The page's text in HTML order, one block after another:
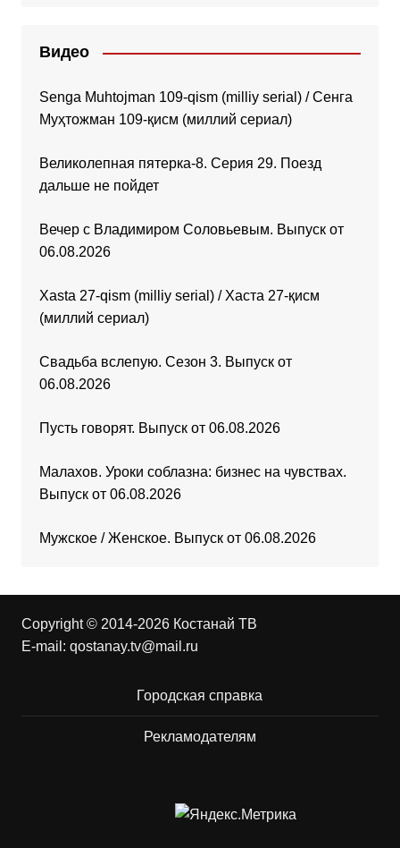
Видео
Senga Muhtojman 109-qism (milliy serial) / Сенга
Муҳтожман 109-қисм (миллий сериал)
Великолепная пятерка-8. Серия 29. Поезд
дальше не пойдет
Вечер с Владимиром Соловьевым. Выпуск от
06.08.2026
Xasta 27-qism (milliy serial) / Хаста 27-қисм
(миллий сериал)
Свадьба вслепую. Сезон 3. Выпуск от
06.08.2026
Пусть говорят. Выпуск от 06.08.2026
Малахов. Уроки соблазна: бизнес на чувствах.
Выпуск от 06.08.2026
Мужское / Женское. Выпуск от 06.08.2026
Copyright © 2014-2026 Костанай ТВ
E-mail: qostanay.tv@mail.ru
Городская справка
Рекламодателям